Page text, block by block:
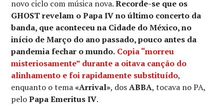
novo ciclo com música nova.Recorde-se que os
GHOST revelam o Papa IV no último concerto da
banda, que aconteceu na Cidade do México, no
início de Março do ano passado, pouco antes da
pandemia fechar o mundo. Copia “morreu
misteriosamente” durante a oitava canção do
alinhamento e foi rapidamente substituído,
enquanto o tema«Arrival», dosABBA, tocava no PA,
peloPapa Emeritus IV.